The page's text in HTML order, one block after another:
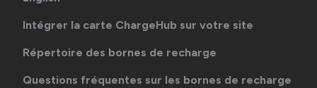
Intégrer la carte ChargeHub sur votre site
Répertoire des bornes de recharge
Questions fréquentes sur les bornes de recharge